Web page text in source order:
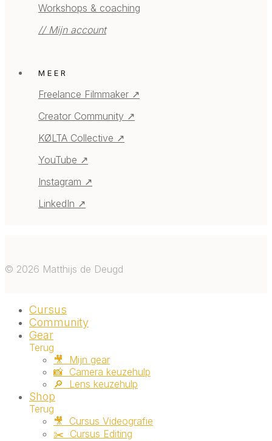
Workshops & coaching
// Mijn account
MEER
Freelance Filmmaker ↗
Creator Community ↗
KØLTA Collective ↗
YouTube ↗
Instagram ↗
LinkedIn ↗
© 2026 Matthijs de Deugd
Cursus
Community
Gear
Terug
🎥 ‎ ‎Mijn gear
📸 ‎ ‎Camera keuzehulp
🔎 ‎ ‎Lens keuzehulp
Shop
Terug
🎥 ‎ ‎Cursus Videografie
✂️ ‎ ‎Cursus Editing